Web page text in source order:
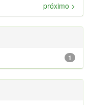
próximo >
1